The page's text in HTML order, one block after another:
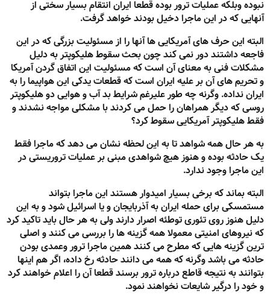
نبوده وبلکه عملیات ترور بوده قطعا ایران انتقام بسیار سختی از
آنهایی که در این ماجرا دخیل بودند خواهد گرفت.
البته این حرف های آمریکایی ها آنها را از مسئولیت بزرگی که در این
فاجعه داشتند دور نمی کند چون بحث سقوط هلیکوپتر به دلیل
مشکلات فنی به معنای آن است که مسئولیت این اتفاق گردن آمریکا
و تحریم های آن بر علیه ایران است که قطعات یدکی این هواپیما را به
ایران نداده. وگرنه چه طور علیرغم شرایط بد آب و هوایی دو هلیکوپتر
روسی که دیگر همراهان را حمل می کردند با مشکلی مواجه نشدند و
فقط هلیکوپتر آمریکایی سقوط کرد؟
به هر حال همه شواهد تا به این لحظه نشان می دهد که ماجرا فقط
یک حادثه بوده و هنوز هیچ شواهدی مبنی بر عملیات تروریستی در
این ماجرا وجود ندارد.
البته بماند که برخی بسیار امیدوار هستند این ماجرا بتواند
مستمسکی برای حمله ایران به آذربایجان و یا اسرائیل شود و به این
دلیل هنوز روی تئوری توطئه اصرار دارند ولی به هر حال باید تاکید کرد
که نیروهای امنیتی معمولا همه گزینه ها را بررسی می کنند و اصلی
ترین گزینه هایی که مطرح می کنند همین ماجرا ترور وعمدی بودن
حادثه می باشد وگرنه که همه می دانند حادثه رخ داده، اگر هم اینها
بتوانند به نتیجه قاطع درباره ترور برسند قطعا آن را اعلام خواهند کرد
و خود را درگیر شایعات نخواهند نمود.